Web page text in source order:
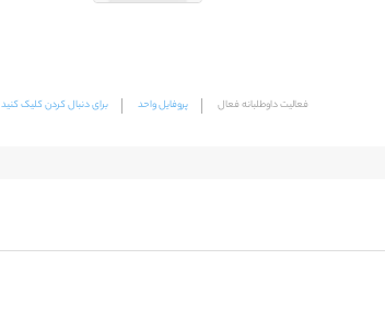
فعالیت داوطلبانه فعال پروفایل واحد برای دنبال کردن کلیک کنید